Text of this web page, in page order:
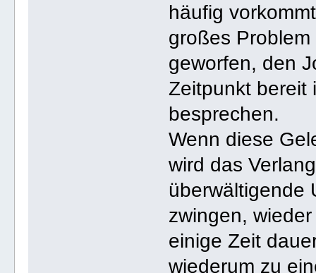
häufig
großes
geworfen, den
Zeitpunkt bereit
besprechen.
Wenn diese
wird das
überwältigende
zwingen,
einige Zeit
wiederum zu